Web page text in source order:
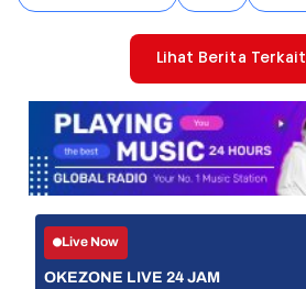
Lihat Berita Terkait
Live Now
OKEZONE LIVE 24 JAM